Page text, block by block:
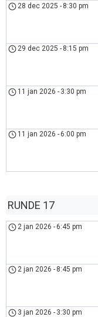
28 dec 2025 - 8:30 pm
29 dec 2025 - 8:15 pm
11 jan 2026 - 3:30 pm
11 jan 2026 - 6:00 pm
RUNDE 17
2 jan 2026 - 6:45 pm
2 jan 2026 - 8:45 pm
3 jan 2026 - 3:30 pm